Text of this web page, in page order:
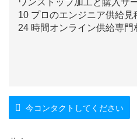
ワンストップ加工と購入サ
10 プロのエンジニア供給
24 時間オンライン供給専門
今コンタクトしてください